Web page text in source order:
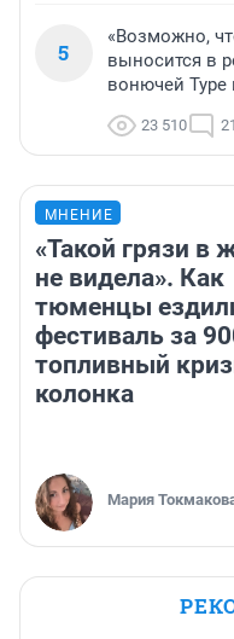
5
«Возможно,
выносится в
вонючей Туре
23 510
МНЕНИЕ
«Такой грязи в
не видела». Как
тюменцы
фестиваль за
топливный
колонка
Мария